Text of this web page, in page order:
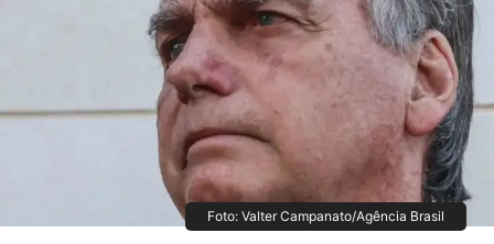
Foto: Valter Campanato/Agência Brasil